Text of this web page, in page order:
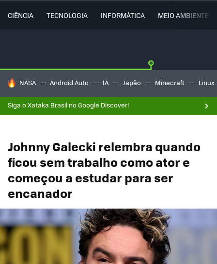
CIÊNCIA TECNOLOGIA INFORMÁTICA MEIO AMBIENTE
TENDÊNCIAS DO DIA
NASA Android Auto IA Japão Minecraft Linux
Siga o Xataka Brasil no Google Discover!
Johnny Galecki relembra quando
ficou sem trabalho como ator e
começou a estudar para ser
encanador